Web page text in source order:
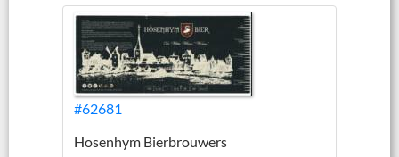
#62681
Hosenhym Bierbrouwers